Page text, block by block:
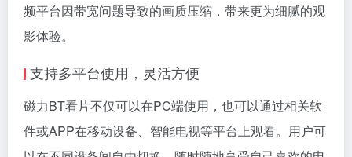
频平台因带宽问题导致的画质压缩，带来更为细腻的观
影体验。
支持多平台使用，灵活方便
磁力BT看片不仅可以在PC端使用，也可以通过相关软
件或APP在移动设备、智能电视等平台上观看。用户可